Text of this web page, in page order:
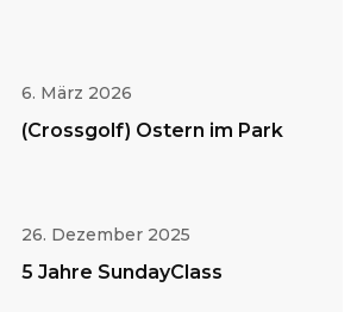
6. März 2026
(Crossgolf) Ostern im Park
26. Dezember 2025
5 Jahre SundayClass